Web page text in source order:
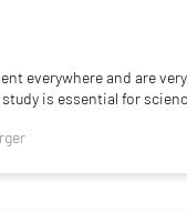
everywhere and are
is essential for